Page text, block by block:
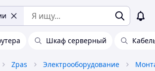
Шкаф серверный
Zpas Электрооборудование